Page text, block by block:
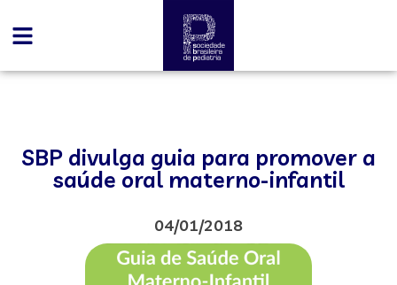
SBP divulga guia para promover a
saúde oral materno-infantil
04/01/2018